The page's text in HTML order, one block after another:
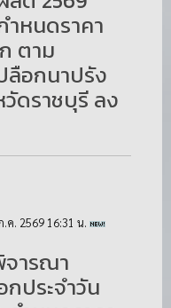
ำหนดราคา
ตาม
ลือกนาปรัง
ดราชบุรี ลง
.ค. 2569 16:31 น.
จารณา
ประจำวัน